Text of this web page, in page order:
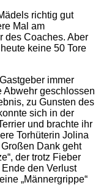
richtig gut
Mal am
des Coaches. Aber
keine 50 Tore
immer
Abwehr geschlossen
zu Gunsten des
sich in der
und brachte ihr
Torhüterin Jolina
Dank geht
der trotz Fieber
den Verlust
„Männergrippe“